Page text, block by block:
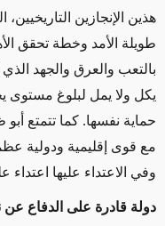
هذين الإنجازين
طويلة الأمد وخطة تحقق
بالتعب والعرق والجهد الذي
يكل ولا يمل لبلوغ مستوى
حماية نفسها. كما تتمتع
مع قوى إقليمية ودولية
وفي الاعتداء عليها اعتداء
دولة قادرة على الدفاع عن